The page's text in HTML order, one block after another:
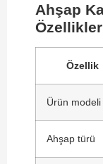
Ahşap
Özellik
Ürün modeli
Ahşap türü